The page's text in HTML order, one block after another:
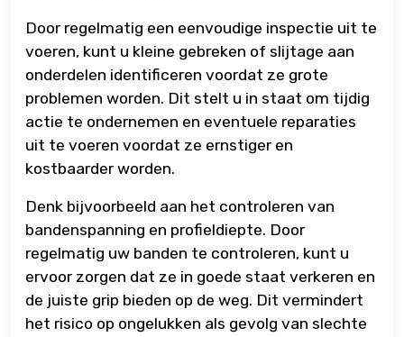
Door regelmatig een eenvoudige inspectie uit te
voeren, kunt u kleine gebreken of slijtage aan
onderdelen identificeren voordat ze grote
problemen worden. Dit stelt u in staat om tijdig
actie te ondernemen en eventuele reparaties
uit te voeren voordat ze ernstiger en
kostbaarder worden.
Denk bijvoorbeeld aan het controleren van
bandenspanning en profieldiepte. Door
regelmatig uw banden te controleren, kunt u
ervoor zorgen dat ze in goede staat verkeren en
de juiste grip bieden op de weg. Dit vermindert
het risico op ongelukken als gevolg van slechte